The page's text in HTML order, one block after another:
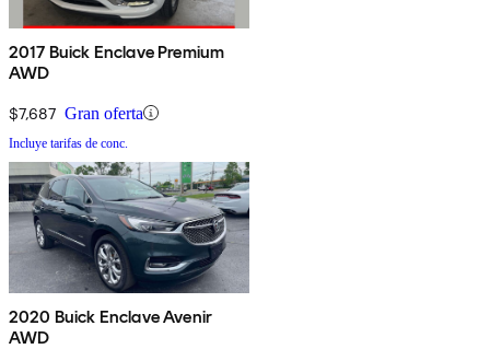
2017 Buick Enclave Premium
AWD
$7,687 Gran oferta
Incluye tarifas de conc.
2020 Buick Enclave Avenir
AWD